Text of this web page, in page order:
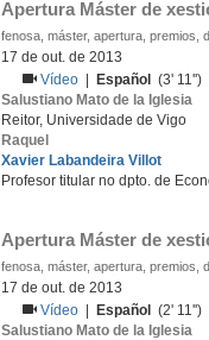
Apertura Máster de
fenosa, máster, apertura, premios,
17 de out. de 2013
Vídeo
Español (3'
Salustiano Mato de la Iglesia
Reitor, Universidade de Vigo
Raquel
Xavier Labandeira Villot
Profesor titular no dpto. de
Apertura Máster de
fenosa, máster, apertura, premios,
17 de out. de 2013
Vídeo
Español (2'
Salustiano Mato de la Iglesia